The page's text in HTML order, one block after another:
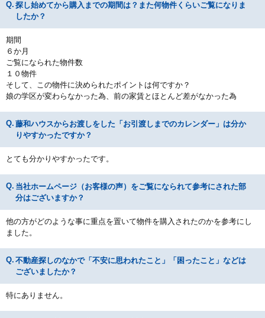
探し始めてから購入までの期間は？また何物件くらいご覧になりま
したか？
期間
６か月
ご覧になられた物件数
１０物件
そして、この物件に決められたポイントは何ですか？
娘の学区が変わらなかった為、前の家賃とほとんど差がなかった為
藤和ハウスからお渡しをした「お引渡しまでのカレンダー」は分か
りやすかったですか？
とても分かりやすかったです。
当社ホームページ（お客様の声）をご覧になられて参考にされた部
分はございますか？
他の方がどのような事に重点を置いて物件を購入されたのかを参考にし
ました。
不動産探しのなかで「不安に思われたこと」「困ったこと」などは
ございましたか？
特にありません。